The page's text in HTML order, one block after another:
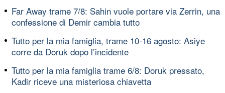
Far Away trame 7/8: Sahin vuole portare via Zerrin, una
confessione di Demir cambia tutto
Tutto per la mia famiglia, trame 10-16 agosto: Asiye
corre da Doruk dopo l’incidente
Tutto per la mia famiglia trame 6/8: Doruk pressato,
Kadir riceve una misteriosa chiavetta